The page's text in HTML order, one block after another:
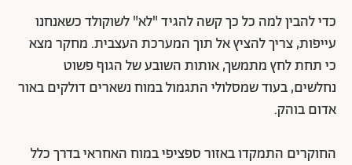
כדי להבין למה כל כך קשה להגיד "לא" לשוקולד כשאנחנו
עייפות, צריך להציץ אל תוך המערכת העצבית. מחקר מצא
כי תחת לחץ מתמשך, אותות השובע של הגוף פשוט
נחלשים, בעוד שמסלולי התגמול במוח נשארים דולקים באור
אדום בוהק.
החוקרים התמקדו באזור ספציפי במוח האחראי בדרך כלל